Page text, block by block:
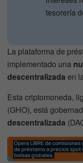
tesorería
La plataforma de
implementado una
descentralizada en
Esta criptomoneda,
(GHO), está
descentralizada